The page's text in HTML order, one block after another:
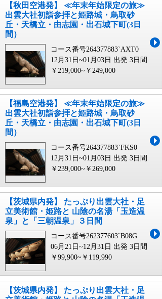
【秋田空港発】 ≪年末年始限定の旅≫
出雲大社初詣参拝と姫路城・鳥取砂
丘・天橋立・由志園・出石城下町(3日
間）
コース番号264377883`AXT0
12月31日~01月03日 出発 3日間
￥219,000~￥249,000
【福島空港発】 ≪年末年始限定の旅≫
出雲大社初詣参拝と姫路城・鳥取砂
丘・天橋立・由志園・出石城下町(3日
間）
コース番号264377883`FKS0
12月31日~01月03日 出発 3日間
￥239,000~￥269,000
【茨城県内発】 たっぷり出雲大社・足
立美術館・姫路と 山陰の名湯「玉造温
泉」と「三朝温泉」３日間
コース番号262377603`B08G
06月21日~12月31日 出発 3日間
￥99,900~￥119,990
【茨城県内発】 たっぷり出雲大社・足